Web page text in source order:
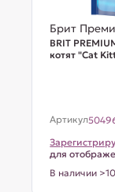
Брит
BRIT
котят "Cat
Артикул
для
В наличии